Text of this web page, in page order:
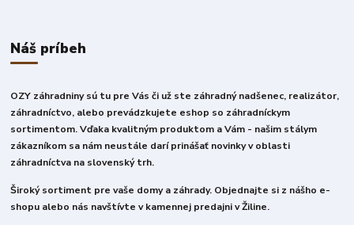
Náš príbeh
OZY záhradniny sú tu pre Vás či už ste záhradný nadšenec, realizátor,
záhradníctvo, alebo prevádzkujete eshop so záhradníckym
sortimentom. Vďaka kvalitným produktom a Vám - našim stálym
zákazníkom sa nám neustále darí prinášať novinky v oblasti
záhradníctva na slovenský trh.
Široký sortiment pre vaše domy a záhrady. Objednajte si z nášho e-
shopu alebo nás navštívte v kamennej predajni v Žiline.